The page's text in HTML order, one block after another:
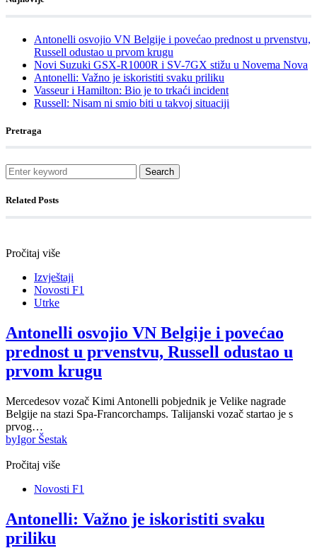
Antonelli osvojio VN Belgije i povećao prednost u prvenstvu,
Russell odustao u prvom krugu
Novi Suzuki GSX-R1000R i SV-7GX stižu u Novema Nova
Antonelli: Važno je iskoristiti svaku priliku
Vasseur i Hamilton: Bio je to trkaći incident
Russell: Nisam ni smio biti u takvoj situaciji
Pretraga
Search
Related Posts
Pročitaj više
Izvještaji
Novosti F1
Utrke
Antonelli osvojio VN Belgije i povećao
prednost u prvenstvu, Russell odustao u
prvom krugu
Mercedesov vozač Kimi Antonelli pobjednik je Velike nagrade
Belgije na stazi Spa-Francorchamps. Talijanski vozač startao je s
prvog…
byIgor Šestak
Pročitaj više
Novosti F1
Antonelli: Važno je iskoristiti svaku
priliku